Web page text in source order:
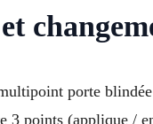
porte blindée
3 points (applique /